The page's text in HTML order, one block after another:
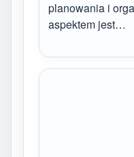
planowania i
aspektem jest…